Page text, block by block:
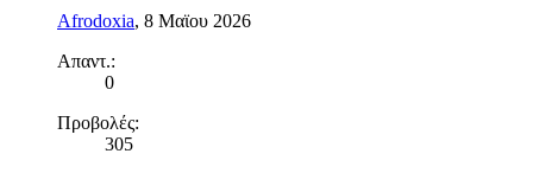
Afrodoxia, 8 Μαϊου 2026
Απαντ.:
0
Προβολές:
305